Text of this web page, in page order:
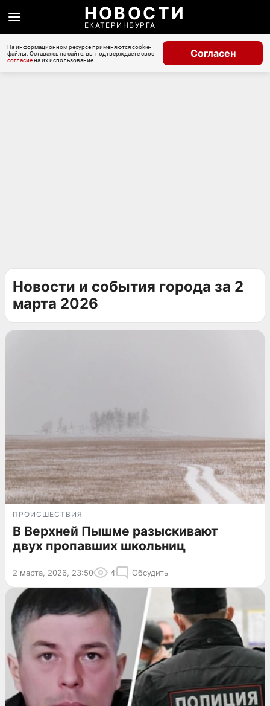
НОВОСТИ
ЕКАТЕРИНБУРГА
На информационном ресурсе применяются cookie-
файлы. Оставаясь на сайте, вы подтверждаете свое
согласиена их использование.
Согласен
Новости и события города за 2
марта 2026
ПРОИСШЕСТВИЯ
В Верхней Пышме разыскивают
двух пропавших школьниц
2 марта, 2026, 23:50 4 Обсудить